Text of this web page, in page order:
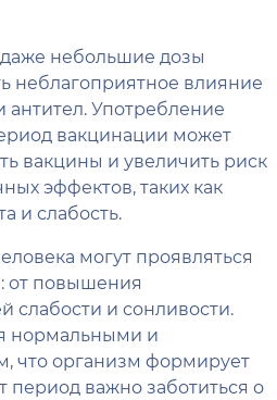
небольшие дозы
неблагоприятное влияние
антител. Употребление
вакцинации может
вакцины и увеличить риск
эффектов, таких как
и слабость.
могут проявляться
от повышения
слабости и сонливости.
нормальными и
что организм формирует
период важно заботиться о